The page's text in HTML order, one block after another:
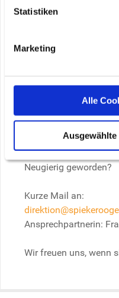
Statistiken
Marketing
Alle
Quereinsteiger
kurze
während der
Waschmaschine.
Neugierig geworden?
Kurze Mail an:
Ansprechpartnerin:
Wir freuen uns, wenn